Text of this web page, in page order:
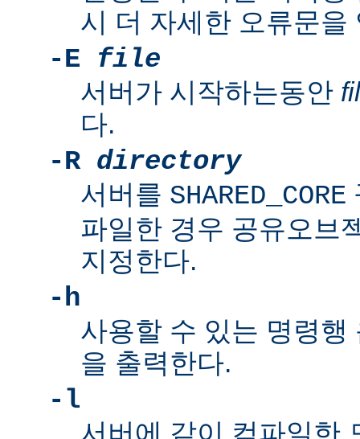
시 더 자세한 오류문을
-E file
서버가 시작하는동안
다.
-R directory
서버를 SHARED_CORE
파일한 경우 공유오브
지정한다.
-h
사용할 수 있는 명령행
을 출력한다.
-l
서버에 같이 컴파일한